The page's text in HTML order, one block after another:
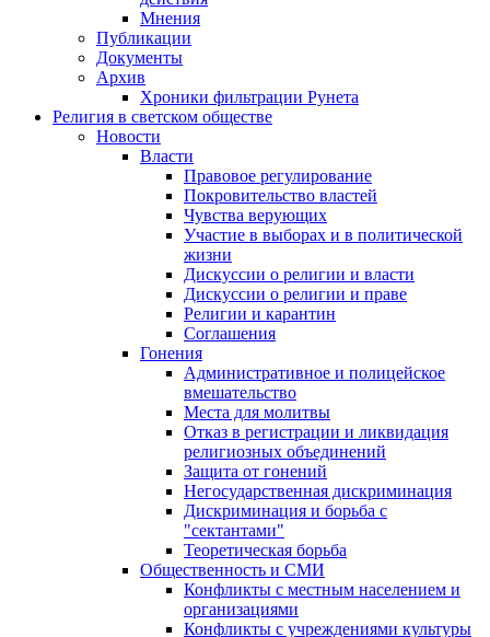
Мнения
Публикации
Документы
Архив
Хроники фильтрации Рунета
Религия в светском обществе
Новости
Власти
Правовое регулирование
Покровительство властей
Чувства верующих
Участие в выборах и в политической
жизни
Дискуссии о религии и власти
Дискуссии о религии и праве
Религии и карантин
Соглашения
Гонения
Административное и полицейское
вмешательство
Места для молитвы
Отказ в регистрации и ликвидация
религиозных объединений
Защита от гонений
Негосударственная дискриминация
Дискриминация и борьба с
"сектантами"
Теоретическая борьба
Общественность и СМИ
Конфликты с местным населением и
организациями
Конфликты с учреждениями культуры